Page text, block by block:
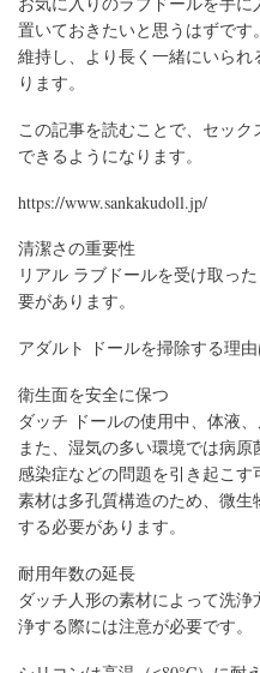
置いておきたいと思うはずです
維持し、より長く一緒にいら
ります。
この記事を読むことで、セッ
できるようになります。
https://www.sankakudoll.jp/
清潔さの重要性
リアル ラブドールを受け取っ
要があります。
アダルト ドールを掃除する理
衛生面を安全に保つ
ダッチ ドールの使用中、体液
また、湿気の多い環境では病
感染症などの問題を引き起こ
素材は多孔質構造のため、微
する必要があります。
耐用年数の延長
ダッチ人形の素材によって洗
浄する際には注意が必要です。